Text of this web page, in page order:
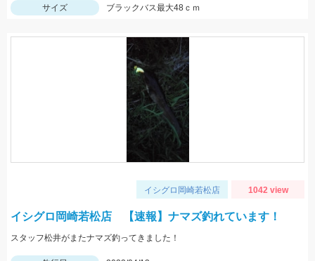
サイズ
ブラックバス最大48ｃｍ
イシグロ岡崎若松店 1042 view
イシグロ岡崎若松店 【速報】ナマズ釣れています！
スタッフ松井がまたナマズ釣ってきました！